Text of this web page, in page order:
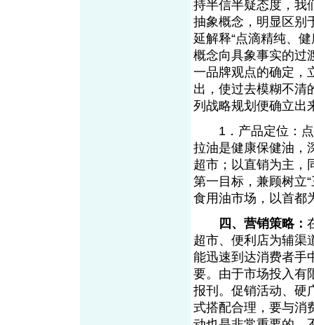
持半信半疑态度，我
抽象概念，明显区别
延解释“点滴精纯、
概念向具象事实的过
一品牌观点的确定，
出，使过去模糊不清
列战略规划便确立出
1．产品定位：点
拉油是健康保健油，
超市；以直销为主，
第一目标，兼顾树立
食用油市场，以首都
四、营销策略：
超市、便利店为辅渠
能迅速到达消费者手
要。由于市场投入有
报刊。促销活动、硬
式搭配合理，要与消